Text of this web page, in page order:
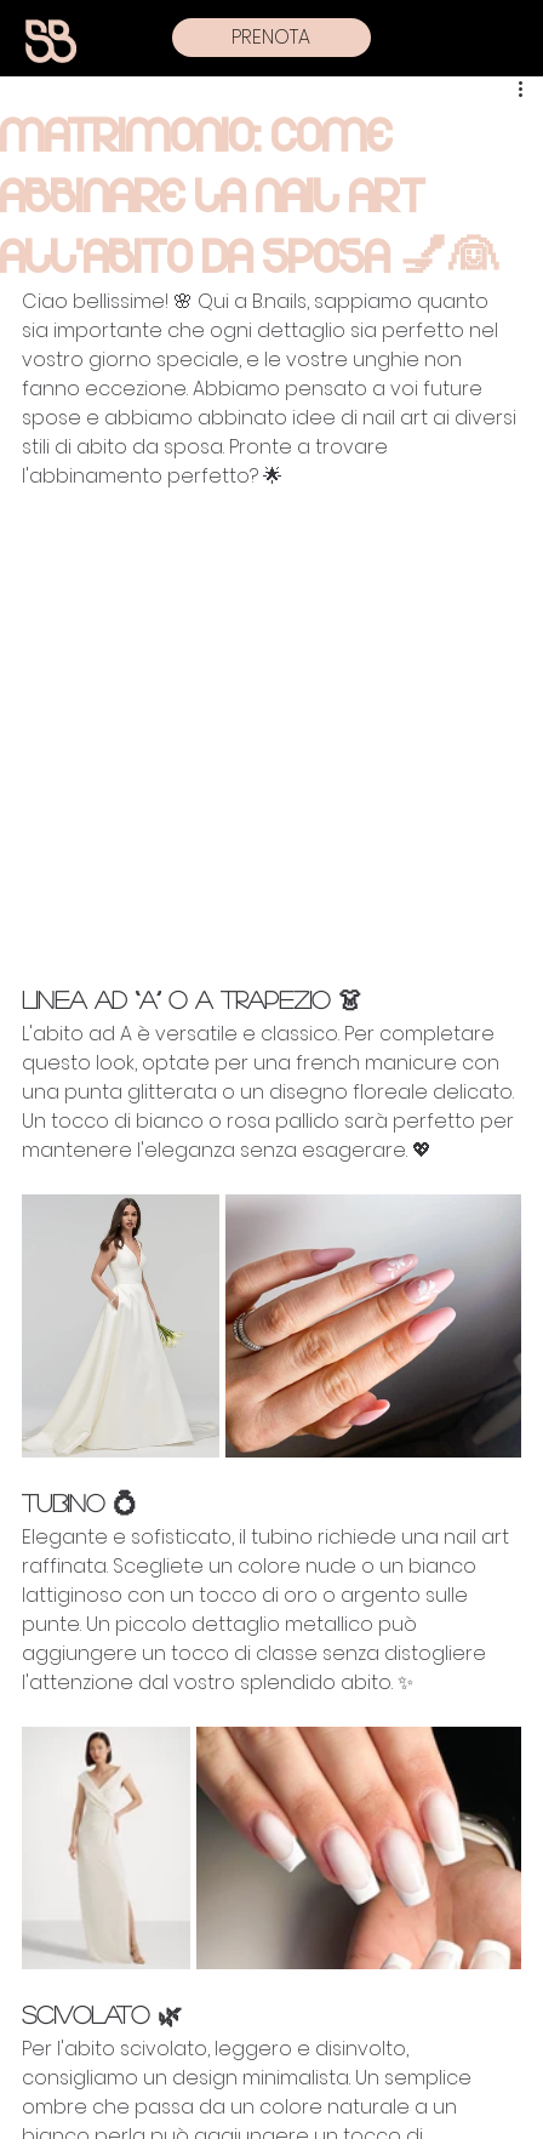
PRENOTA
Matrimonio: Come
Abbinare la Nail Art
all'Abito da Sposa 💅👰
Ciao bellissime! 🌸 Qui a B.nails, sappiamo quanto
sia importante che ogni dettaglio sia perfetto nel
vostro giorno speciale, e le vostre unghie non
fanno eccezione. Abbiamo pensato a voi future
spose e abbiamo abbinato idee di nail art ai diversi
stili di abito da sposa. Pronte a trovare
l'abbinamento perfetto? 🌟
LINEA AD “A” o a TRAPEZIO 👗
L'abito ad A è versatile e classico. Per completare
questo look, optate per una french manicure con
una punta glitterata o un disegno floreale delicato.
Un tocco di bianco o rosa pallido sarà perfetto per
mantenere l'eleganza senza esagerare. 💖
TUBINO 💍
Elegante e sofisticato, il tubino richiede una nail art
raffinata. Scegliete un colore nude o un bianco
lattiginoso con un tocco di oro o argento sulle
punte. Un piccolo dettaglio metallico può
aggiungere un tocco di classe senza distogliere
l'attenzione dal vostro splendido abito. ✨
SCIVOLATO 🌿
Per l'abito scivolato, leggero e disinvolto,
consigliamo un design minimalista. Un semplice
ombre che passa da un colore naturale a un